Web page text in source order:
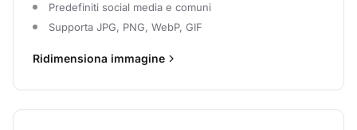
Predefiniti social media e comuni
Supporta JPG, PNG, WebP, GIF
Ridimensiona immagine